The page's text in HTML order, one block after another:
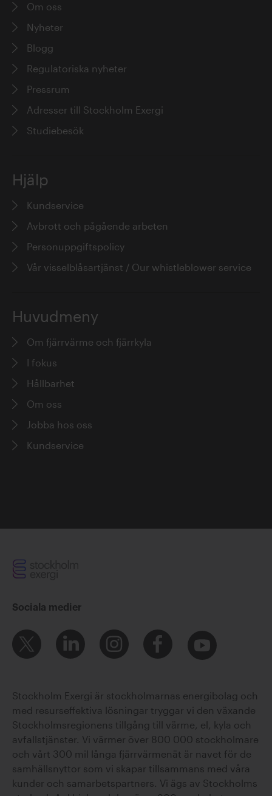
Om oss
Nyheter
Blogg
Regulatoriska nyheter
Pressrum
Adresser till Stockholm Exergi
Studiebesök
Hjälp
Kundservice
Avbrott och pågående arbeten
Personuppgiftspolicy
Vår visselblåsartjänst / Our whistleblower service
Huvudmeny
Om fjärrvärme och fjärrkyla
I fokus
Hållbarhet
Om oss
Jobba hos oss
Kundservice
Sociala medier
Stockholm Exergi är stockholmarnas energibolag och
med resurseffektiva lösningar tryggar vi den växande
Stockholmsregionens tillgång till värme, el, kyla och
avfallstjänster. Vi värmer över 800 000 stockholmare
och vårt 300 mil långa fjärrvärmenät är navet för de
samhällsnyttor som vi skapar tillsammans med våra
kunder och samarbetspartners. Vi ägs av Stockholms